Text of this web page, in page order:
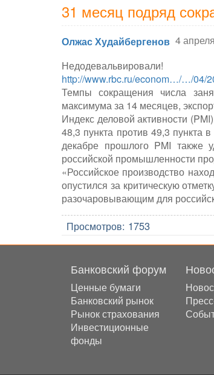
31 месяц подряд
Олжас Худайбергенов 4
Недодевальвировали!
http://www.rbc.ru/econom…/…/04/
Темпы сокращения числа
максимума за 14 месяцев,
Индекс деловой активности
48,3 пункта против 49,3
декабре прошлого PMI также
российской промышленности
«Российское производство
опустился за критическую
разочаровывающим для
Просмотров: 1753
Банковский форум
Ценные бумаги
Банковский рынок
Рынок страхования
Инвестиционные
фонды